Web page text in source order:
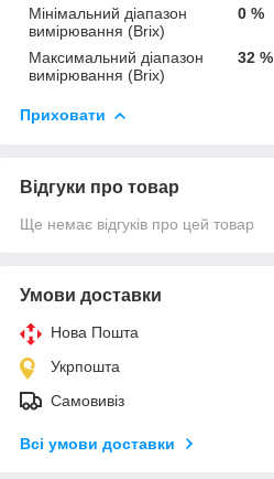
Мінімальний діапазон
вимірювання (Brix)
0 %
Максимальний діапазон
вимірювання (Brix)
32 %
Приховати
Відгуки про товар
Ще немає відгуків про цей товар
Умови доставки
Нова Пошта
Укрпошта
Самовивіз
Всі умови доставки